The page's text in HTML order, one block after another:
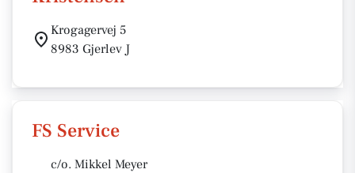
Krogagervej 5
8983 Gjerlev J
FS Service
c/o. Mikkel Meyer